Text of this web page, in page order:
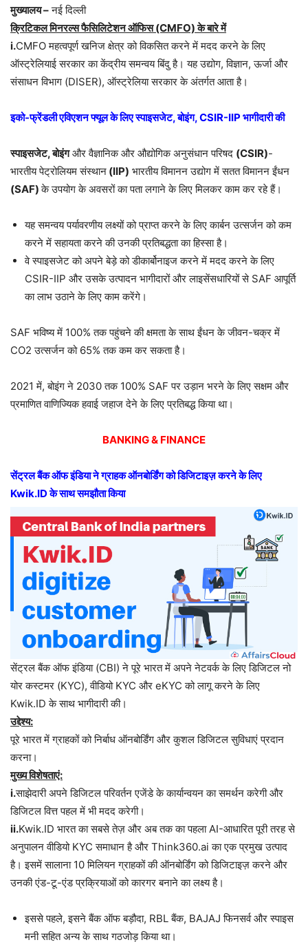
मुख्यालय –नई दिल्ली
क्रिटिकल मिनरल्स फैसिलिटेशन ऑफिस (CMFO) के बारे में
i.CMFO महत्वपूर्ण खनिज क्षेत्र को विकसित करने में मदद करने के लिए
ऑस्ट्रेलियाई सरकार का केंद्रीय समन्वय बिंदु है। यह उद्योग, विज्ञान, ऊर्जा और
संसाधन विभाग (DISER), ऑस्ट्रेलिया सरकार के अंतर्गत आता है।
इको-फ्रेंडली एविएशन फ्यूल के लिए स्पाइसजेट, बोइंग, CSIR-IIP भागीदारी की
स्पाइसजेट, बोइंगऔर वैज्ञानिक और औद्योगिक अनुसंधान परिषद (CSIR)-
भारतीय पेट्रोलियम संस्थान (IIP) भारतीय विमानन उद्योग में सतत विमानन ईंधन
(SAF)के उपयोग के अवसरों का पता लगाने के लिए मिलकर काम कर रहे हैं।
यह समन्वय पर्यावरणीय लक्ष्यों को प्राप्त करने के लिए कार्बन उत्सर्जन को कम
करने में सहायता करने की उनकी प्रतिबद्धता का हिस्सा है।
वे स्पाइसजेट को अपने बेड़े को डीकार्बोनाइज करने में मदद करने के लिए
CSIR-IIP और उसके उत्पादन भागीदारों और लाइसेंसधारियों से SAF आपूर्ति
का लाभ उठाने के लिए काम करेंगे।
SAF भविष्य में 100% तक पहुंचने की क्षमता के साथ ईंधन के जीवन-चक्र में
CO2 उत्सर्जन को 65% तक कम कर सकता है।
2021 में, बोइंग ने 2030 तक 100% SAF पर उड़ान भरने के लिए सक्षम और
प्रमाणित वाणिज्यिक हवाई जहाज देने के लिए प्रतिबद्ध किया था।
BANKING & FINANCE
सेंट्रल बैंक ऑफ इंडिया ने ग्राहक ऑनबोर्डिंग को डिजिटाइज़ करने के लिए
Kwik.ID के साथ समझौता किया
सेंट्रल बैंक ऑफ इंडिया (CBI) ने पूरे भारत में अपने नेटवर्क के लिए डिजिटल नो
योर कस्टमर (KYC), वीडियो KYC और eKYC को लागू करने के लिए
Kwik.ID के साथ भागीदारी की।
उद्देश्य:
पूरे भारत में ग्राहकों को निर्बाध ऑनबोर्डिंग और कुशल डिजिटल सुविधाएं प्रदान
करना।
मुख्य विशेषताएं:
i.साझेदारी अपने डिजिटल परिवर्तन एजेंडे के कार्यान्वयन का समर्थन करेगी और
डिजिटल वित्त पहल में भी मदद करेगी।
ii.Kwik.ID भारत का सबसे तेज़ और अब तक का पहला AI-आधारित पूरी तरह से
अनुपालन वीडियो KYC समाधान है और Think360.ai का एक प्रमुख उत्पाद
है। इसमें सालाना 10 मिलियन ग्राहकों की ऑनबोर्डिंग को डिजिटाइज़ करने और
उनकी एंड-टू-एंड प्रक्रियाओं को कारगर बनाने का लक्ष्य है।
इससे पहले, इसने बैंक ऑफ बड़ौदा, RBL बैंक, BAJAJ फिनसर्व और स्पाइस
मनी सहित अन्य के साथ गठजोड़ किया था।